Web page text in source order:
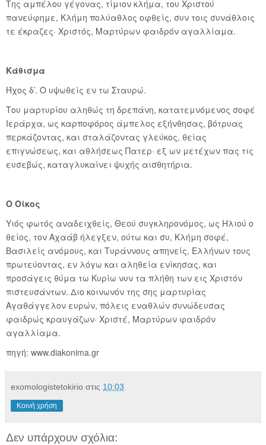
Της αμπέλου γέγονας, τίμιον κλήμα, του Χριστού
πανεύφημε, Κλήμη πολύαθλος οφθείς, συν τοις συνάθλοις
τε έκραζες· Χριστός, Μαρτύρων φαιδρόν αγαλλίαμα.
Κάθισμα
Ήχος δ’. Ο υψωθείς εν τω Σταυρώ.
Του μαρτυρίου αληθώς τη δρεπάνη, κατατεμνόμενος σοφέ
Ιεράρχα, ως καρποφόρος άμπελος εξήνθησας, βότρυας
περκάζοντας, και σταλάζοντας γλεύκος, θείας
επιγνώσεως, και αθλήσεως Πατερ· εξ ων μετέχων πας τις
ευσεβώς, καταγλυκαίνει ψυχής αισθητήρια.
Ο Οίκος
Υιός φωτός αναδειχθείς, Θεού συγκληρονόμος, ως Ηλιού ο
θείος, τον Αχαάβ ήλεγξεν, ούτω και συ, Κλήμη σοφέ,
Βασιλείς ανόμους, και Τυράννους απηνείς, Ελλήνων τους
πρωτεύοντας, εν λόγω και αληθεία ενίκησας, και
προσάγεις θύμα τω Κυρίω νυν τα πλήθη των εις Χριστόν
πιστευσάντων. Διο κοινωνόν της σης μαρτυρίας
Αγαθάγγελον ευρών, πόλεις εναθλών συνώδευσας
φαιδρώς κραυγάζων· Χριστέ, Μαρτύρων φαιδρόν
αγαλλίαμα.
πηγή: www.diakonima.gr
exomologistetokirio στις 10:03
Κοινή χρήση
Δεν υπάρχουν σχόλια: